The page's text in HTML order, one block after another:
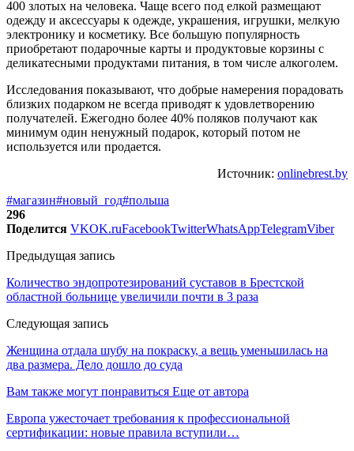
400 злотых на человека. Чаще всего под елкой размещают
одежду и аксессуары к одежде, украшения, игрушки, мелкую
электронику и косметику. Все большую популярность
приобретают подарочные карты и продуктовые корзины с
деликатесными продуктами питания, в том числе алкоголем.
Исследования показывают, что добрые намерения порадовать
близких подарком не всегда приводят к удовлетворению
получателей. Ежегодно более 40% поляков получают как
минимум один ненужный подарок, который потом не
используется или продается.
Источник: onlinebrest.by
#магазин#новый_год#польша
296
Поделится VKOK.ruFacebookTwitterWhatsAppTelegramViber
Предыдущая запись
Количество эндопротезирований суставов в Брестской
областной больнице увеличили почти в 3 раза
Следующая запись
Женщина отдала шубу на покраску, а вещь уменьшилась на
два размера. Дело дошло до суда
Вам также могут понравиться Еще от автора
Европа ужесточает требования к профессиональной
сертификации: новые правила вступили…